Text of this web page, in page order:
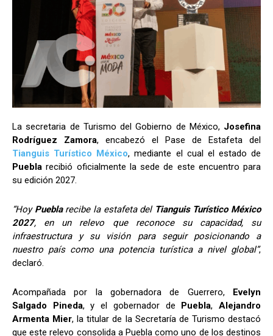
La secretaria de Turismo del Gobierno de México, Josefina
Rodríguez Zamora, encabezó el Pase de Estafeta del
Tianguis Turístico México, mediante el cual el estado de
Puebla recibió oficialmente la sede de este encuentro para
su edición 2027.
“Hoy Pueblarecibe la estafeta del Tianguis Turístico México
2027, en un relevo que reconoce su capacidad, su
infraestructura y su visión para seguir posicionando a
nuestro país como una potencia turística a nivel global”,
declaró.
Acompañada por la gobernadora de Guerrero, Evelyn
Salgado Pineda, y el gobernador de Puebla,Alejandro
Armenta Mier, la titular de la Secretaría de Turismo destacó
que este relevo consolida a Puebla como uno de los destinos